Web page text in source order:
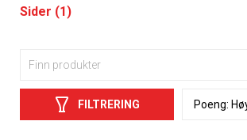
Sider (1)
FILTRERING